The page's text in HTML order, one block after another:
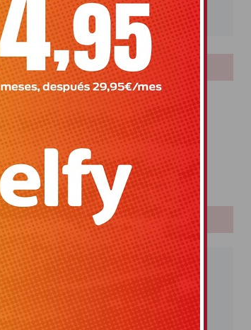
LOTERIAS
Bonoloto
Primitiva
El Gordo
Euromillones
Loteria
Once
PUBLICIDAD